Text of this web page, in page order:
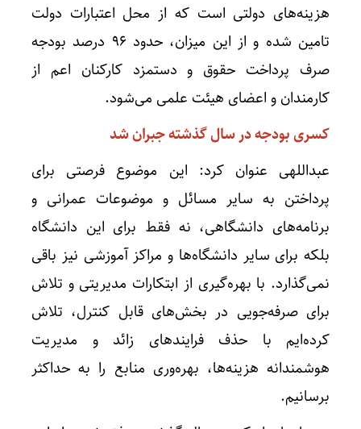
هزینه‌های دولتی است که از محل اعتبارات دولت
تامین شده و از این میزان، حدود ۹۶ درصد بودجه
صرف پرداخت حقوق و دستمزد کارکنان اعم از
کارمندان و اعضای هیئت علمی می‌شود.
کسری بودجه در سال گذشته جبران شد
عبداللهی عنوان کرد: این موضوع فرصتی برای
پرداختن به سایر مسائل و موضوعات عمرانی و
برنامه‌های دانشگاهی، نه فقط برای این دانشگاه
بلکه برای سایر دانشگاه‌ها و مراکز آموزشی نیز باقی
نمی‌گذارد. با بهره‌گیری از ابتکارات مدیریتی و تلاش
برای صرفه‌جویی در بخش‌های قابل کنترل، تلاش
کرده‌ایم با حذف فرایندهای زائد و مدیریت
هوشمندانه هزینه‌ها، بهره‌وری منابع را به حداکثر
برسانیم.